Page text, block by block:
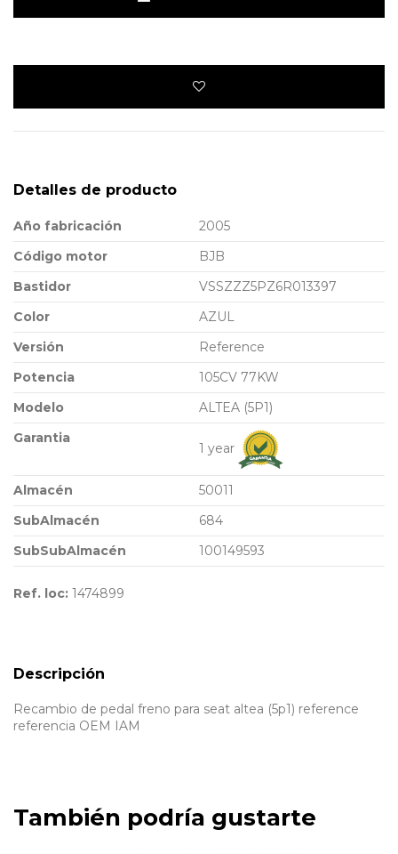
Detalles de producto
Año fabricación
2005
Código motor
BJB
Bastidor
VSSZZZ5PZ6R013397
Color
AZUL
Versión
Reference
Potencia
105CV 77KW
Modelo
ALTEA (5P1)
Garantia
1 year
Almacén
50011
SubAlmacén
684
SubSubAlmacén
100149593
Ref. loc: 1474899
Descripción
Recambio de pedal freno para seat altea (5p1) reference
referencia OEM IAM
También podría gustarte